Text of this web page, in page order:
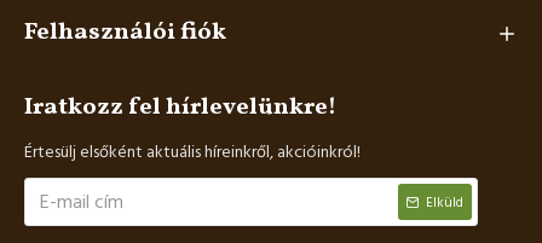
Felhasználói fiók
Iratkozz fel hírlevelünkre!
Értesülj elsőként aktuális híreinkről, akcióinkról!
Elküld